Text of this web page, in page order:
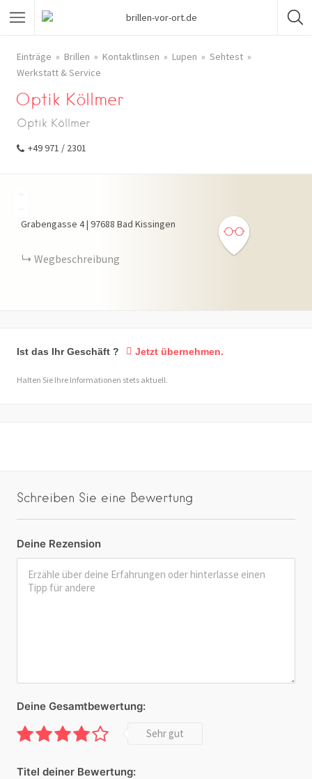
Einträge Brillen Kontaktlinsen Lupen
Sehtest
Werkstatt & Service
Optik Köllmer
Optik Köllmer
+49 971 / 2301
Grabengasse 4| 97688 Bad Kissingen
Wegbeschreibung
Ist das Ihr Geschäft ? Jetzt übernehmen.
Halten Sie Ihre Informationen stets aktuell.
Schreiben Sie eine Bewertung
Deine Rezension
Deine Gesamtbewertung:
Sehr gut
Titel deiner Bewertung: